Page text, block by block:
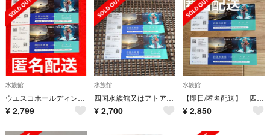
水族館
ウエスコホールディングス 株主優待 四国水族館 アトア ウエスコHD
¥ 2,799
水族館
四国水族館又はアトアのどちらか1施設を1名1回利用できる株主優待券が２枚です。
¥ 2,700
水族館
【即日/匿名配送】 四国水族館 アトア ペア招待券 チケット
¥ 2,850